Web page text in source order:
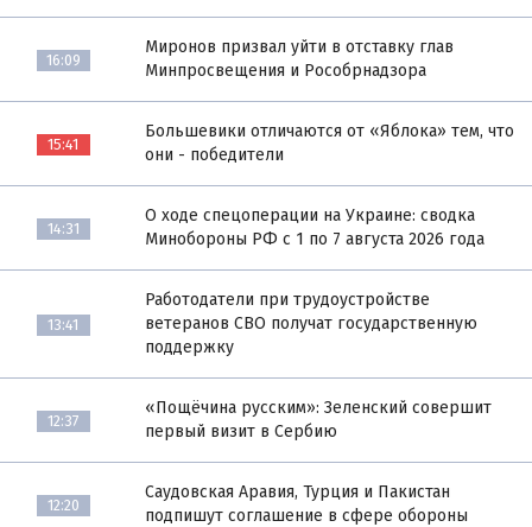
16:09
Миронов призвал уйти в отставку глав
Минпросвещения и Рособрнадзора
15:41
Большевики отличаются от «Яблока» тем, что
они - победители
14:31
О ходе спецоперации на Украине: сводка
Минобороны РФ с 1 по 7 августа 2026 года
13:41
Работодатели при трудоустройстве
ветеранов СВО получат государственную
поддержку
12:37
«Пощёчина русским»: Зеленский совершит
первый визит в Сербию
12:20
Саудовская Аравия, Турция и Пакистан
подпишут соглашение в сфере обороны